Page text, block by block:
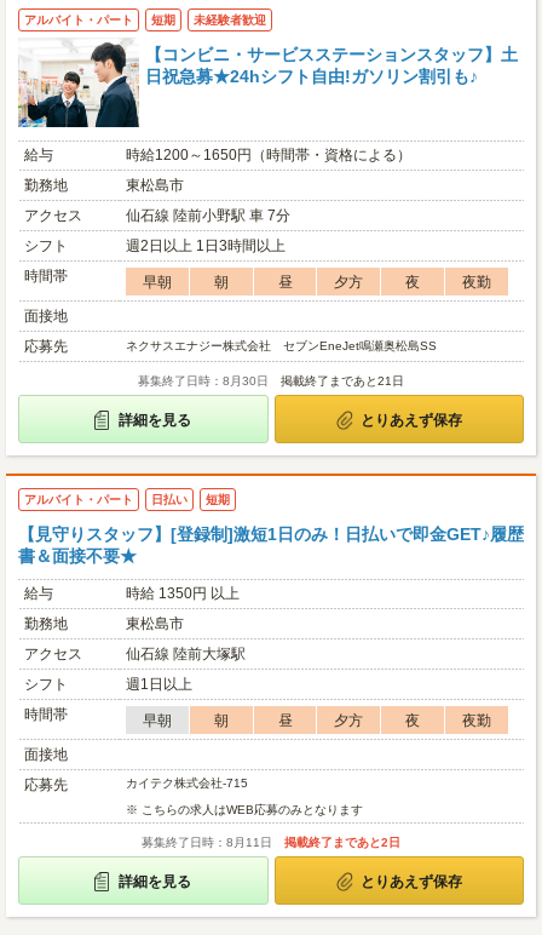
アルバイト・パート 短期 未経験者歓迎
【コンビニ・サービスステーションスタッフ】土
日祝急募★24hシフト自由!ガソリン割引も♪
給与
時給1200～1650円（時間帯・資格による）
勤務地
東松島市
アクセス
仙石線 陸前小野駅 車 7分
シフト
週2日以上 1日3時間以上
時間帯
早朝 朝 昼 夕方 夜
夜勤
面接地
応募先
ネクサスエナジー株式会社 セブンEneJet鳴瀬奥松島SS
募集終了日時：8月30日 掲載終了まであと21日
詳細を見る とりあえず保存
アルバイト・パート 日払い 短期
【見守りスタッフ】[登録制]激短1日のみ！日払いで即金GET♪履歴
書＆面接不要★
給与
時給 1350円 以上
勤務地
東松島市
アクセス
仙石線 陸前大塚駅
シフト
週1日以上
時間帯
早朝 朝 昼 夕方 夜
夜勤
面接地
応募先
カイテク株式会社-715
※ こちらの求人はWEB応募のみとなります
募集終了日時：8月11日 掲載終了まであと2日
詳細を見る とりあえず保存